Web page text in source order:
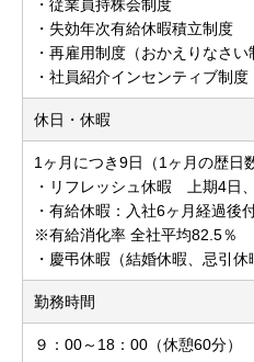
・従業員持株会制度
・失効年次有給休暇積立制度
・再雇用制度（おかえりなさい
・社員紹介インセンティブ制度
休日・休暇
1ヶ月につき9日（1ヶ月の歴日
・リフレッシュ休暇 上期4日
・有給休暇：入社6ヶ月経過後
※有給消化率 全社平均82.5％
・慶弔休暇（結婚休暇、忌引休
勤務時間
９：00～18：00（休憩60分）